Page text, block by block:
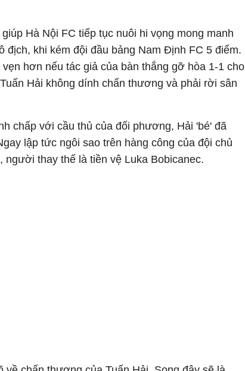
Hà Nội FC tiếp tục nuôi hi vọng mong manh
địch, khi kém đội đầu bảng Nam Định FC 5 điểm.
hơn nếu tác giả của bàn thắng gỡ hòa 1-1 cho
Hải không dính chấn thương và phải rời sân
chấp với cầu thủ của đối phương, Hải 'bé' đã
lập tức ngôi sao trên hàng công của đội chủ
thay thế là tiền vệ Luka Bobicanec.